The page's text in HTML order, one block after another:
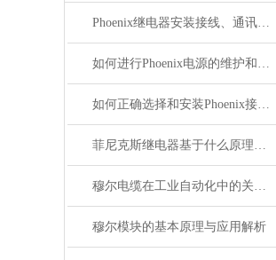
Phoenix继电器安装接线、通讯集成与故障诊断指南
如何进行Phoenix电源的维护和保养？
如何正确选择和安装Phoenix接插件以确保其性能？
菲尼克斯继电器基于什么原理工作？
穆尔电缆在工业自动化中的关键角色
穆尔模块的基本原理与应用解析